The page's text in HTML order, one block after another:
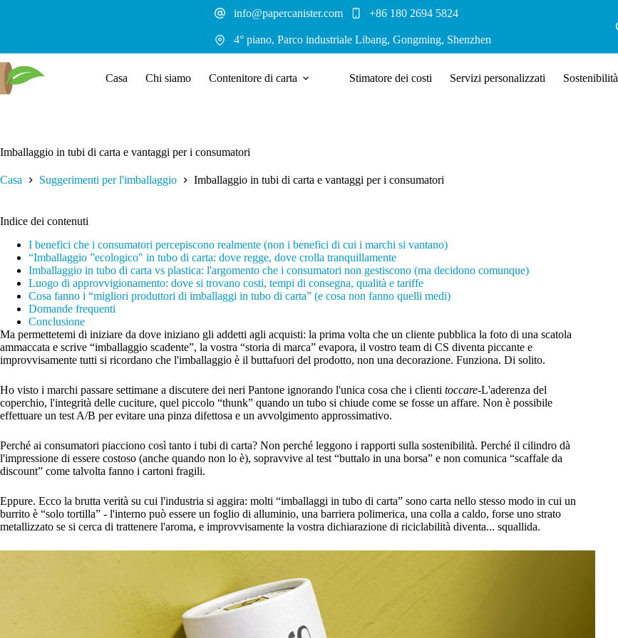
info@papercanister.com +86 180 2694 5824
4° piano, Parco industriale Libang, Gongming, Shenzhen
Casa Chi siamo Contenitore di carta Stimatore dei costi Servizi personalizzati Sostenibilità
Imballaggio in tubi di carta e vantaggi per i consumatori
Casa Suggerimenti per l'imballaggio Imballaggio in tubi di carta e vantaggi per i consumatori
Indice dei contenuti
I benefici che i consumatori percepiscono realmente (non i benefici di cui i marchi si vantano)
“Imballaggio ”ecologico" in tubo di carta: dove regge, dove crolla tranquillamente
Imballaggio in tubo di carta vs plastica: l'argomento che i consumatori non gestiscono (ma decidono comunque)
Luogo di approvvigionamento: dove si trovano costi, tempi di consegna, qualità e tariffe
Cosa fanno i “migliori produttori di imballaggi in tubo di carta” (e cosa non fanno quelli medi)
Domande frequenti
Conclusione
Ma permettetemi di iniziare da dove iniziano gli addetti agli acquisti: la prima volta che un cliente pubblica la foto di una scatola
ammaccata e scrive “imballaggio scadente”, la vostra “storia di marca” evapora, il vostro team di CS diventa piccante e
improvvisamente tutti si ricordano che l'imballaggio è il buttafuori del prodotto, non una decorazione. Funziona. Di solito.
Ho visto i marchi passare settimane a discutere dei neri Pantone ignorando l'unica cosa che i clienti toccare-L'aderenza del
coperchio, l'integrità delle cuciture, quel piccolo “thunk” quando un tubo si chiude come se fosse un affare. Non è possibile
effettuare un test A/B per evitare una pinza difettosa e un avvolgimento approssimativo.
Perché ai consumatori piacciono così tanto i tubi di carta? Non perché leggono i rapporti sulla sostenibilità. Perché il cilindro dà
l'impressione di essere costoso (anche quando non lo è), sopravvive al test “buttalo in una borsa” e non comunica “scaffale da
discount” come talvolta fanno i cartoni fragili.
Eppure. Ecco la brutta verità su cui l'industria si aggira: molti “imballaggi in tubo di carta” sono carta nello stesso modo in cui un
burrito è “solo tortilla” - l'interno può essere un foglio di alluminio, una barriera polimerica, una colla a caldo, forse uno strato
metallizzato se si cerca di trattenere l'aroma, e improvvisamente la vostra dichiarazione di riciclabilità diventa... squallida.